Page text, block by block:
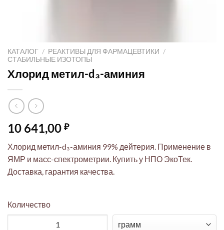
КАТАЛОГ / РЕАКТИВЫ ДЛЯ ФАРМАЦЕВТИКИ /
СТАБИЛЬНЫЕ ИЗОТОПЫ
Хлорид метил-d₃-аминия
10 641,00 ₽
Хлорид метил-d₃-аминия 99% дейтерия. Применение в
ЯМР и масс-спектрометрии. Купить у НПО ЭкоТек.
Доставка, гарантия качества.
Количество